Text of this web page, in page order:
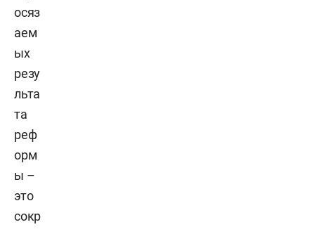
осяз
аем
ых
резу
льта
та
реф
орм
ы –
это
сокр